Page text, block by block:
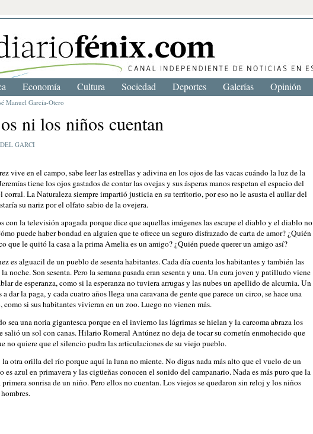
Manuel García-Otero
ni los niños cuentan
GARCI
vive en el campo, sabe leer las estrellas y adivina en los ojos de las vacas cuándo la luz de la
tiene los ojos gastados de contar las ovejas y sus ásperas manos respetan el espacio del
corral. La Naturaleza siempre impartió justicia en su territorio, por eso no le asusta el aullar del
su nariz por el olfato sabio de la ovejera.
con la televisión apagada porque dice que aquellas imágenes las escupe el diablo y el diablo no
puede haber bondad en alguien que te ofrece un seguro disfrazado de carta de amor? ¿Quién
que le quitó la casa a la prima Amelia es un amigo? ¿Quién puede querer un amigo así?
es alguacil de un pueblo de sesenta habitantes. Cada día cuenta los habitantes y también las
noche. Son sesenta. Pero la semana pasada eran sesenta y una. Un cura joven y patilludo viene
de esperanza, como si la esperanza no tuviera arrugas y las nubes un apellido de alcurnia. Un
dar la paga, y cada cuatro años llega una caravana de gente que parece un circo, se hace una
si sus habitantes vivieran en un zoo. Luego no vienen más.
sea una noria gigantesca porque en el invierno las lágrimas se hielan y la carcoma abraza los
salió un sol con canas. Hilario Romeral Antúnez no deja de tocar su cornetín enmohecido que
no quiere que el silencio pudra las articulaciones de su viejo pueblo.
la otra orilla del río porque aquí la luna no miente. No digas nada más alto que el vuelo de un
es azul en primavera y las cigüeñas conocen el sonido del campanario. Nada es más puro que la
sonrisa de un niño. Pero ellos no cuentan. Los viejos se quedaron sin reloj y los niños
Economía Cultura Sociedad Deportes Galerías Opinión